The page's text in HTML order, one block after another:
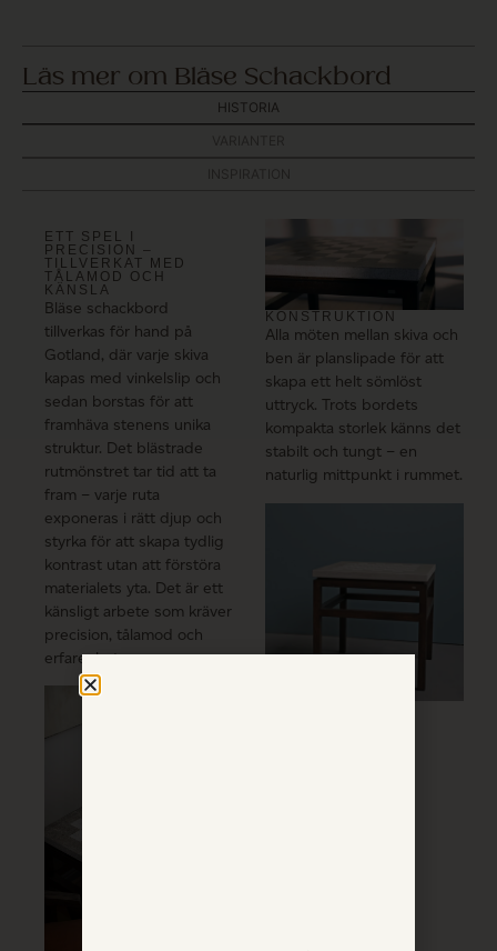
Läs mer om Bläse Schackbord
HISTORIA
ETT SPEL I
PRECISION –
TILLVERKAT MED
TÅLAMOD OCH
KÄNSLA
Bläse schackbord
tillverkas för hand på
Gotland, där varje skiva
kapas med vinkelslip och
sedan borstas för att
framhäva stenens unika
struktur. Det blästrade
rutmönstret tar tid att ta
fram – varje ruta
exponeras i rätt djup och
styrka för att skapa tydlig
kontrast utan att förstöra
materialets yta. Det är ett
känsligt arbete som kräver
precision, tålamod och
erfarenhet.
KONSTRUKTION
Alla möten mellan skiva och
ben är planslipade för att
skapa ett helt sömlöst
uttryck. Trots bordets
kompakta storlek känns det
stabilt och tungt – en
naturlig mittpunkt i rummet.